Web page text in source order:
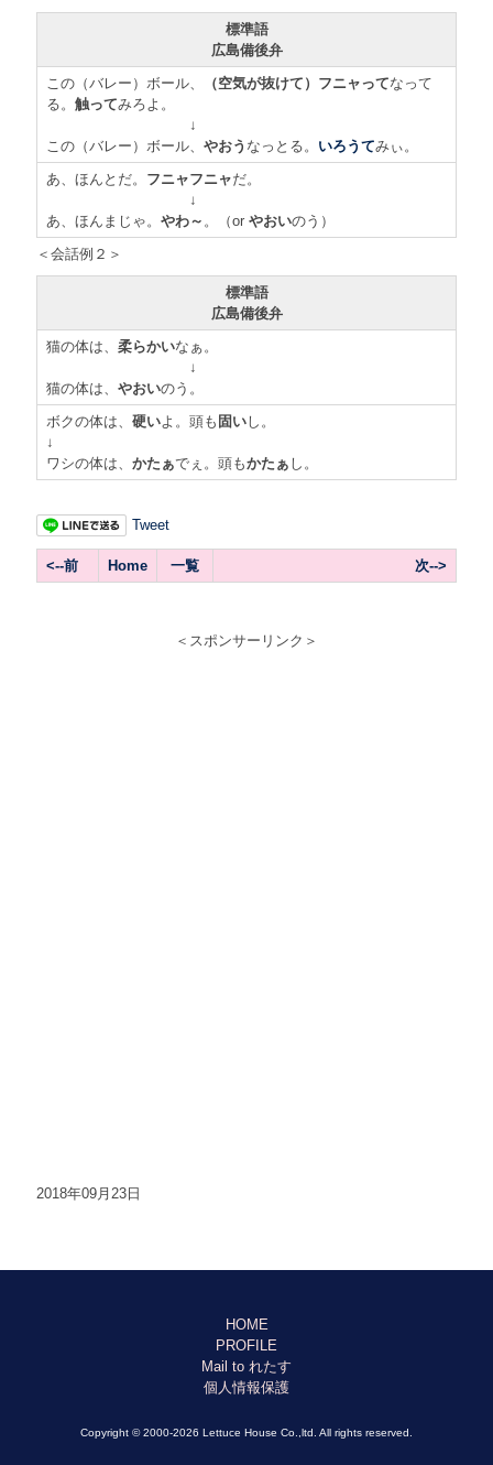
標準語
広島備後弁
この（バレー）ボール、
（空気が抜けて）フニャってなって
る。 触ってみろよ。
↓
この（バレー）ボール、 やおう なっとる。 いろうてみぃ。
あ、ほんとだ。 フニャフニャだ。
↓
あ、ほんまじゃ。 やわ～ 。（or やおいのう）
＜会話例２＞
標準語
広島備後弁
猫の体は、 柔らかいなぁ。
↓
猫の体は、 やおいのう。
ボクの体は、 硬いよ。頭も 固いし。
↓
ワシの体は、 かたぁでぇ。頭もかたぁ し。
Tweet
<--前 Home 一覧 次-->
＜スポンサーリンク＞
2018年09月23日
HOME
PROFILE
Mail to れたす
個人情報保護
Copyright © 2000-2026 Lettuce House Co.,ltd. All rights reserved.